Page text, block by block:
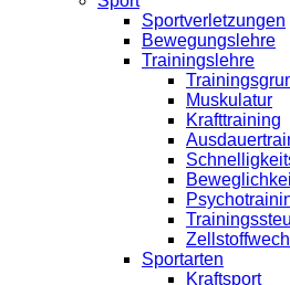
Sportverletzungen
Bewegungslehre
Trainingslehre
Muskulatur
Krafttraining
Sportarten
Kraftsport